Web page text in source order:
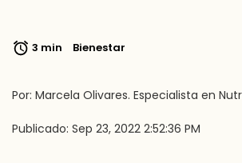
3 min Bienestar
Por: Marcela Olivares. Especialista en
Publicado: Sep 23, 2022 2:52:36 PM